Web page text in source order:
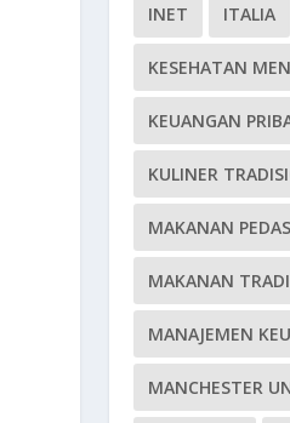
INET ITALIA
KESEHATAN
KEUANGAN
KULINER
MAKANAN PEDAS
MAKANAN
MANAJEMEN
MANCHESTER